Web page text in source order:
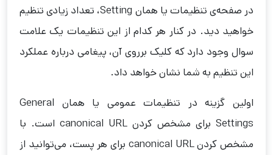
در صفحه‌ی تنظیمات یا همان Setting، تعداد زیادی تنظیم
خواهید دید. در کنار هر کدام از این تنظیمات یک علامت
سوال وجود دارد که کلیک برروی آن، پیغامی درباره عملکرد
این تنظیم به شما نشان خواهد داد.
اولین گزینه در تنظیمات عمومی یا همان General
Settings برای مشخص کردن canonical URL است. با
مشخص کردن canonical URL برای هر پست، می‌توانید از